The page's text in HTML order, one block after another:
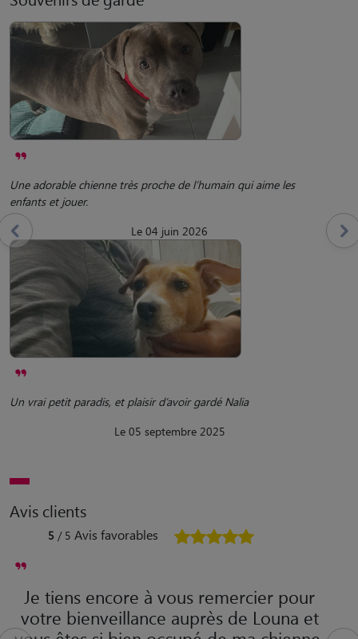
Une adorable chienne très proche de l’humain qui aime les
enfants et jouer.
Le 04 juin 2026
Un vrai petit paradis, et plaisir d’avoir gardé Nalia
Le 05 septembre 2025
Avis clients
5 / 5 Avis favorables
Je tiens encore à vous remercier pour
votre bienveillance auprès de Louna et